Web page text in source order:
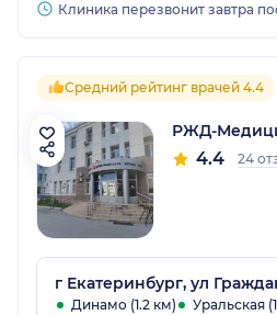
Клиника перезвонит завтра
Средний рейтинг врачей 4.4
РЖД-
4.4 24
г Екатеринбург, ул
Динамо (1.2 км)
Уральская